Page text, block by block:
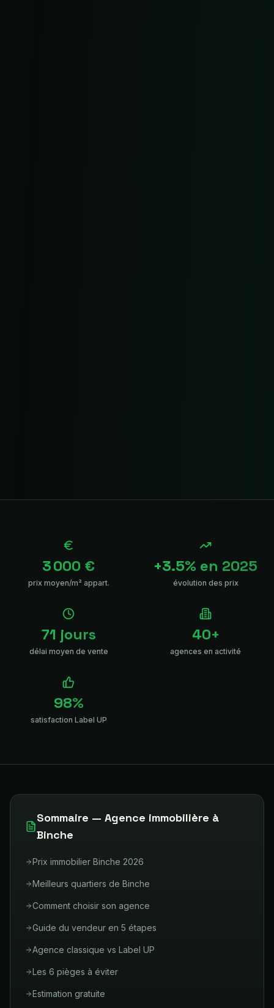
3 000 €
prix moyen/m² appart.
+3.5% en 2025
évolution des prix
71 jours
délai moyen de vente
40+
agences en activité
98%
satisfaction Label UP
Sommaire — Agence immobilière à
Binche
Prix immobilier Binche 2026
Meilleurs quartiers de Binche
Comment choisir son agence
Guide du vendeur en 5 étapes
Agence classique vs Label UP
Les 6 pièges à éviter
Estimation gratuite